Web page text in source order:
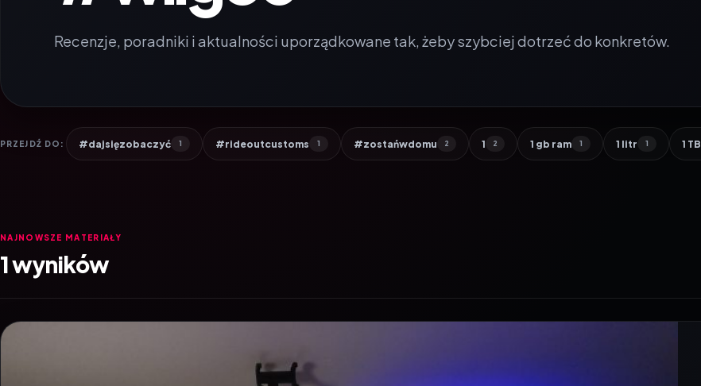
Recenzje, poradniki i aktualności uporządkowane tak, żeby szybciej dotrzeć do konkretów.
PRZEJDŹ DO: #dajsięzobaczyć 1 #rideoutcustoms 1 #zostańwdomu 2 1 2 1 gb ram 1 1 litr 1 1 TB
NAJNOWSZE MATERIAŁY
1 wyników